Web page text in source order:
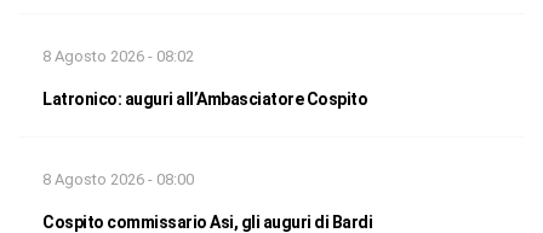
8 Agosto 2026 - 08:02
Latronico: auguri all’Ambasciatore Cospito
8 Agosto 2026 - 08:00
Cospito commissario Asi, gli auguri di Bardi